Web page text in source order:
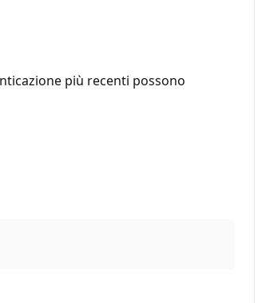
più recenti possono